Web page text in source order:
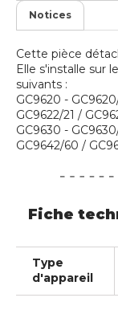
Notices
Cette pièce
Elle s'installe sur
suivants :
GC9620 -
GC9622/21 /
GC9630 -
GC9642/60 /
Fiche
Type
d'appareil